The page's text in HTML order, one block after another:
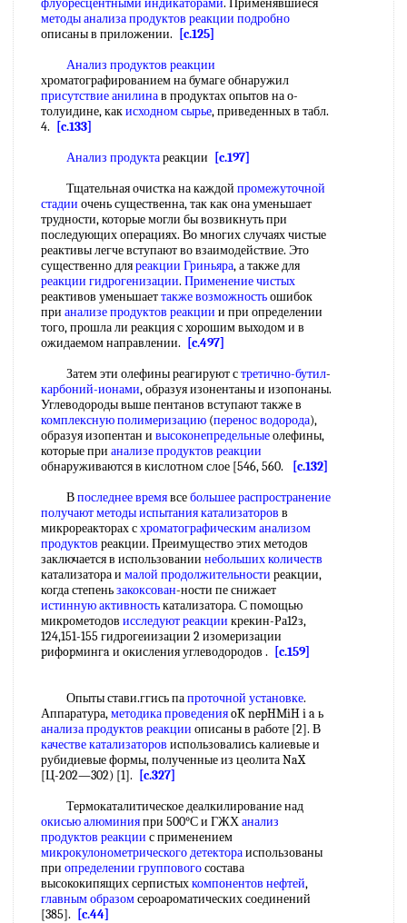
флуоресцентными индикаторами. Применявшиеся
методы анализа продуктов реакции подробно
описаны в приложении.
[c.125]
Анализ продуктов реакции
хроматографированием на бумаге обнаружил
присутствие анилинав продуктах опытов на о-
толуидине, какисходном сырье, приведенных в табл.
4.
[c.133]
Анализ продуктареакции
[c.197]
Тщательная очистка на каждой промежуточной
стадии очень существенна, так как она уменьшает
трудности, которые могли бы возвикнуть при
последующих операциях. Во многих случаях чистые
реактивы легче вступают во взаимодействие. Это
существенно дляреакции Гриньяра, а также для
реакции гидрогенизации. Применение чистых
реактивов уменьшаеттакже возможностьошибок
при анализе продуктов реакции и при определении
того, прошла ли реакция с хорошим выходом и в
ожидаемом направлении.
[c.497]
Затем эти олефины реагируют стретично-бутил-
карбоний-ионами, образуя изонентаны и изопонаны.
Углеводороды выше пентанов вступают также в
комплексную полимеризацию (перенос водорода),
образуя изопентан и высоконепредельныеолефины,
которые при анализе продуктов реакции
обнаруживаются в кислотном слое [546, 560.
[c.132]
Впоследнее времявсебольшее распространение
получают методыиспытания катализаторов в
микрореакторах схроматографическим анализом
продуктов реакции. Преимущество этих методов
заключается в использовании небольших количеств
катализатора и малой продолжительности реакции,
когда степеньзакоксован-ности пе снижает
истинную активностькатализатора. С помощью
микрометодов исследуют реакции крекин-Ра12з,
124,151-155 гидрогеиизации 2 изомеризации
pифopмингa и окисления углеводородов .
[c.159]
Опыты стави.ггись папроточной установке.
Аппаратура,методика проведенияoK nepHMiH i a ь
анализа продуктов реакции описаны в работе [2]. В
качестве катализаторов использовались калиевые и
рубидиевые формы, полученные из цеолита NaX
[Ц-202—302) [1].
[c.327]
Термокаталитическое деалкилирование над
окисью алюминияпри 500°С и ГЖХанализ
продуктов реакции с применением
микрокулонометрического детектораиспользованы
при определении групповогосостава
высококипящих серпистыхкомпонентов нефтей,
главным образомсероароматических соединений
[385].
[c.44]